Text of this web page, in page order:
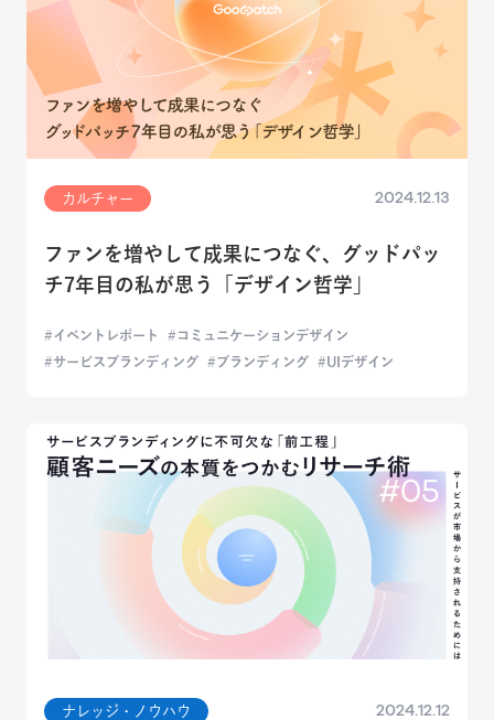
カルチャー 2024.12.13
ファンを増やして成果につなぐ、グッドパッ
チ7年目の私が思う「デザイン哲学」
イベントレポート
コミュニケーションデザイン
サービスブランディング
ブランディング UIデザイン
ナレッジ・ノウハウ 2024.12.12